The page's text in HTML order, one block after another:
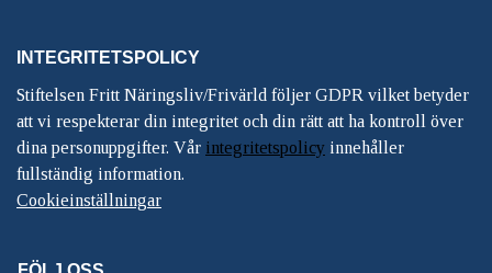
INTEGRITETSPOLICY
Stiftelsen Fritt Näringsliv/Frivärld följer GDPR vilket betyder
att vi respekterar din integritet och din rätt att ha kontroll över
dina personuppgifter. Vår integritetspolicy innehåller
fullständig information.
Cookieinställningar